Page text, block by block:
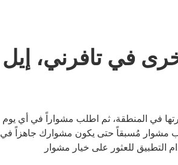
في تافرني، إيل
في المنطقة، ثم اطلب مشواراً في أي يوم
مشوار مُسبقاً حتى يكون مشوارك جاهزاً في
للعثور على خيار مشوار